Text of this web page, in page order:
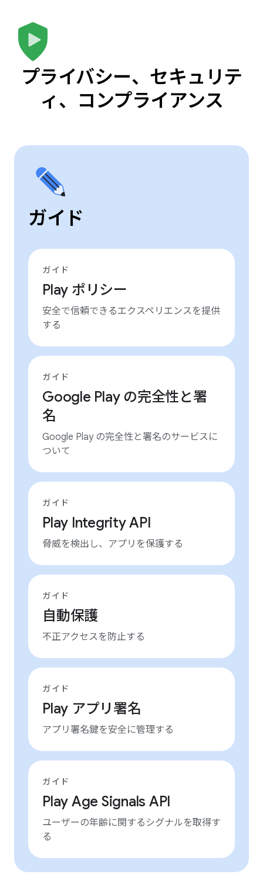
プライバシー、セキュリテ
ィ、コンプライアンス
ガイド
ガイド
Play ポリシー
安全で信頼できるエクスペリエンスを提供
する
ガイド
Google Play の完全性と署
名
Google Play の完全性と署名のサービスに
ついて
ガイド
Play Integrity API
脅威を検出し、アプリを保護する
ガイド
自動保護
不正アクセスを防止する
ガイド
Play アプリ署名
アプリ署名鍵を安全に管理する
ガイド
Play Age Signals API
ユーザーの年齢に関するシグナルを取得す
る